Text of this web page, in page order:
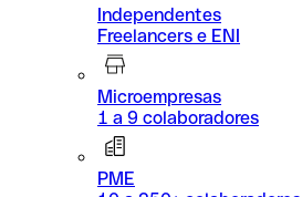
Independentes
Freelancers e ENI
Microempresas
1 a 9 colaboradores
PME